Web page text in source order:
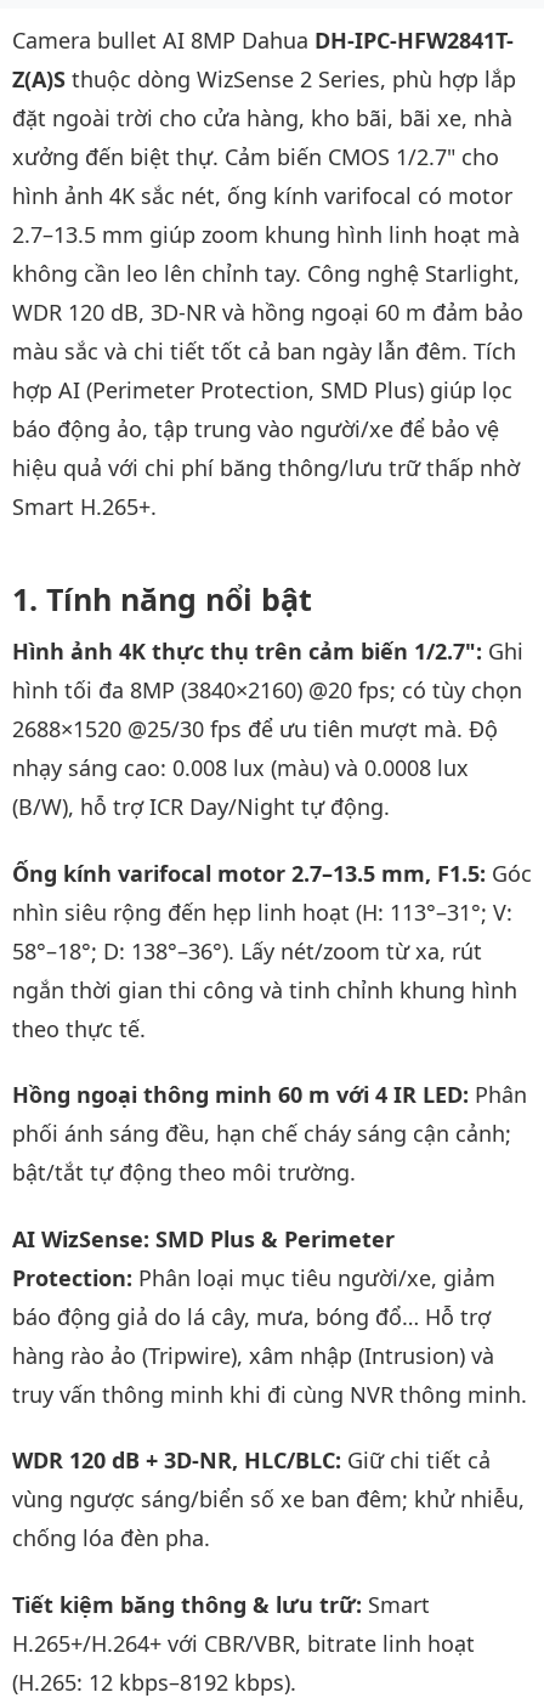
Camera bullet AI 8MP Dahua DH-IPC-HFW2841T-
Z(A)S thuộc dòng WizSense 2 Series, phù hợp lắp
đặt ngoài trời cho cửa hàng, kho bãi, bãi xe, nhà
xưởng đến biệt thự. Cảm biến CMOS 1/2.7" cho
hình ảnh 4K sắc nét, ống kính varifocal có motor
2.7–13.5 mm giúp zoom khung hình linh hoạt mà
không cần leo lên chỉnh tay. Công nghệ Starlight,
WDR 120 dB, 3D-NR và hồng ngoại 60 m đảm bảo
màu sắc và chi tiết tốt cả ban ngày lẫn đêm. Tích
hợp AI (Perimeter Protection, SMD Plus) giúp lọc
báo động ảo, tập trung vào người/xe để bảo vệ
hiệu quả với chi phí băng thông/lưu trữ thấp nhờ
Smart H.265+.
Tính năng nổi bật
Hình ảnh 4K thực thụ trên cảm biến 1/2.7": Ghi
hình tối đa 8MP (3840×2160) @20 fps; có tùy chọn
2688×1520 @25/30 fps để ưu tiên mượt mà. Độ
nhạy sáng cao: 0.008 lux (màu) và 0.0008 lux
(B/W), hỗ trợ ICR Day/Night tự động.
Ống kính varifocal motor 2.7–13.5 mm, F1.5: Góc
nhìn siêu rộng đến hẹp linh hoạt (H: 113°–31°; V:
58°–18°; D: 138°–36°). Lấy nét/zoom từ xa, rút
ngắn thời gian thi công và tinh chỉnh khung hình
theo thực tế.
Hồng ngoại thông minh 60 m với 4 IR LED: Phân
phối ánh sáng đều, hạn chế cháy sáng cận cảnh;
bật/tắt tự động theo môi trường.
AI WizSense: SMD Plus & Perimeter
Protection: Phân loại mục tiêu người/xe, giảm
báo động giả do lá cây, mưa, bóng đổ… Hỗ trợ
hàng rào ảo (Tripwire), xâm nhập (Intrusion) và
truy vấn thông minh khi đi cùng NVR thông minh.
WDR 120 dB + 3D-NR, HLC/BLC: Giữ chi tiết cả
vùng ngược sáng/biển số xe ban đêm; khử nhiễu,
chống lóa đèn pha.
Tiết kiệm băng thông & lưu trữ: Smart
H.265+/H.264+ với CBR/VBR, bitrate linh hoạt
(H.265: 12 kbps–8192 kbps).